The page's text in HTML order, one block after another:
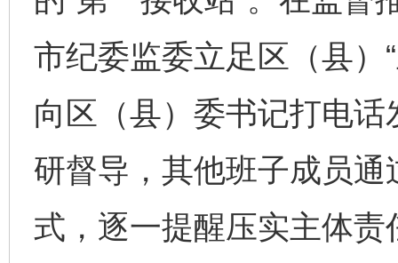
市纪委监委立足区（县）
向区（县）委书记打电
研督导，其他班子成员
式，逐一提醒压实主体